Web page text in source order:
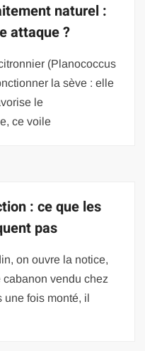
naturel :
attaque ?
(Planococcus
la sève : elle
le
ce voile
: ce que les
pas
on ouvre la notice,
vendu chez
une fois monté, il